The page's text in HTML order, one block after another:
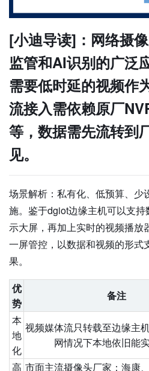
[小迪导读]：网络摄像
监管和AI识别的广泛
需要低时延的视频作
流接入需依赖原厂
等，数据需先流转到
见。
场景解析：私有化、低预算、少
施。鉴于dgiot边缘主机可以支
示大屏，再加上实时的视频播放
一屏管控，以数据和视频的形式
果。
优
势
备注
本
地
化
视频媒体流只转载至边缘主
网情况下本地依旧能
高 市面主流摄像头厂家：海康